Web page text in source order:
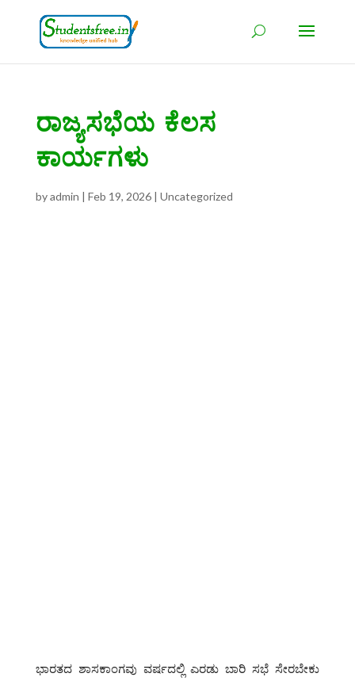
ರಾಜ್ಯಸಭೆಯ ಕೆಲಸ
ಕಾರ್ಯಗಳು
byadmin | Feb 19, 2026| Uncategorized
ಭಾರತದ ಶಾಸಕಾಂಗವು ವರ್ಷದಲ್ಲಿ ಎರಡು ಬಾರಿ ಸಭೆ ಸೇರಬೇಕು